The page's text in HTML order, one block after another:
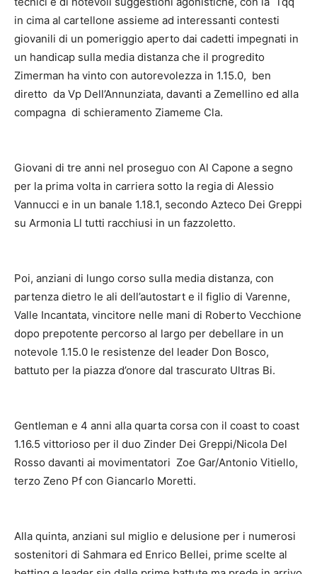
in cima al cartellone assieme ad interessanti contesti
giovanili di un pomeriggio aperto dai cadetti impegnati in
un handicap sulla media distanza che il progredito
Zimerman ha vinto con autorevolezza in 1.15.0, ben
diretto da Vp Dell’Annunziata, davanti a Zemellino ed alla
compagna di schieramento Ziameme Cla.
Giovani di tre anni nel proseguo con Al Capone a segno
per la prima volta in carriera sotto la regia di Alessio
Vannucci e in un banale 1.18.1, secondo Azteco Dei Greppi
su Armonia Ll tutti racchiusi in un fazzoletto.
Poi, anziani di lungo corso sulla media distanza, con
partenza dietro le ali dell’autostart e il figlio di Varenne,
Valle Incantata, vincitore nelle mani di Roberto Vecchione
dopo prepotente percorso al largo per debellare in un
notevole 1.15.0 le resistenze del leader Don Bosco,
battuto per la piazza d’onore dal trascurato Ultras Bi.
Gentleman e 4 anni alla quarta corsa con il coast to coast
1.16.5 vittorioso per il duo Zinder Dei Greppi/Nicola Del
Rosso davanti ai movimentatori Zoe Gar/Antonio Vitiello,
terzo Zeno Pf con Giancarlo Moretti.
Alla quinta, anziani sul miglio e delusione per i numerosi
sostenitori di Sahmara ed Enrico Bellei, prime scelte al